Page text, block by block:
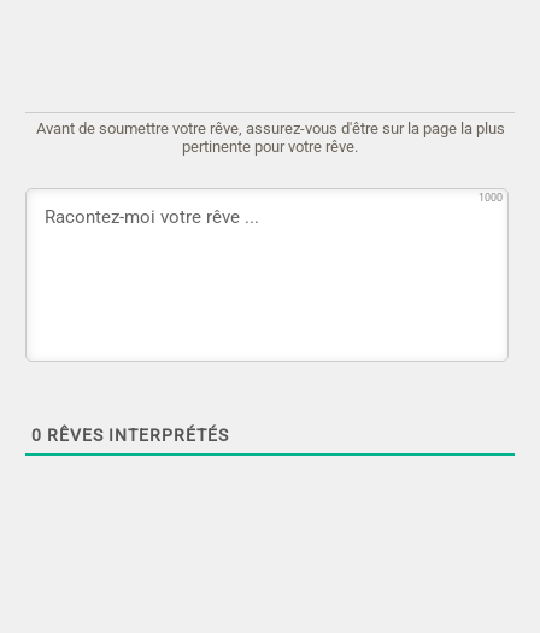
Avant de soumettre votre rêve, assurez-vous d'être sur la page la plus
pertinente pour votre rêve.
1000
0 RÊVES INTERPRÉTÉS